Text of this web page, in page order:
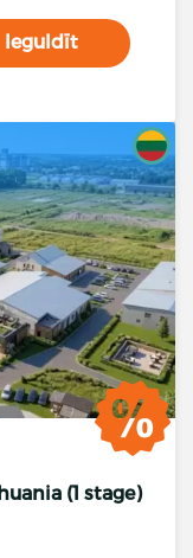
Ieguldīt
(1 stage)